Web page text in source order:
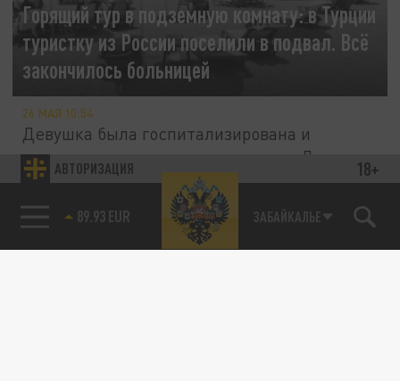
АВТОРИЗАЦИЯ 18+
85.64 BRENT ЗАБАЙКАЛЬЕ
Горящий тур в подземную комнату: в Турции
туристку из России поселили в подвал. Всё
закончилось больницей
26 МАЯ 10:54
Девушка была госпитализирована и
провела сутки под капельницами. Лечение
и лекарства обошлись в значительную...